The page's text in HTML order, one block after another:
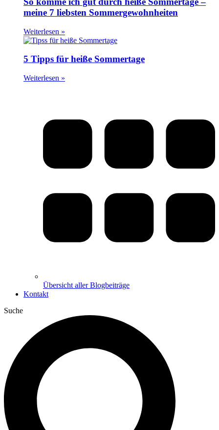
meine 7 liebsten Sommergewohnheiten
Weiterlesen »
5 Tipps für heiße Sommertage
Weiterlesen »
Übersicht aller Blogbeiträge
Kontakt
Suche